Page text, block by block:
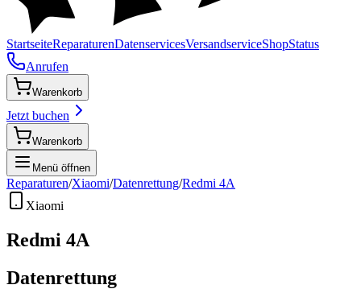
StartseiteReparaturenDatenservicesVersandserviceShopStatus
Anrufen
Warenkorb
Jetzt buchen
Warenkorb
Menü öffnen
Reparaturen/Xiaomi/Datenrettung/Redmi 4A
Xiaomi
Redmi 4A
Datenrettung